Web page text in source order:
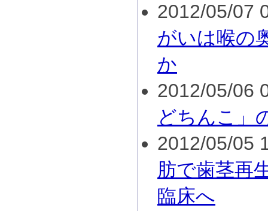
2012/05/07
がいは喉の
か
2012/05/06
どちんこ」
2012/05/05
肪で歯茎再
臨床へ